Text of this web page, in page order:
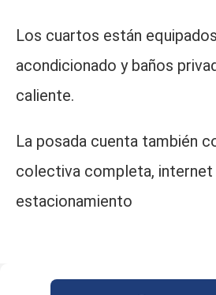
Los cuartos están
acondicionado y baños
caliente.
La posada cuenta también
colectiva completa, internet
estacionamiento